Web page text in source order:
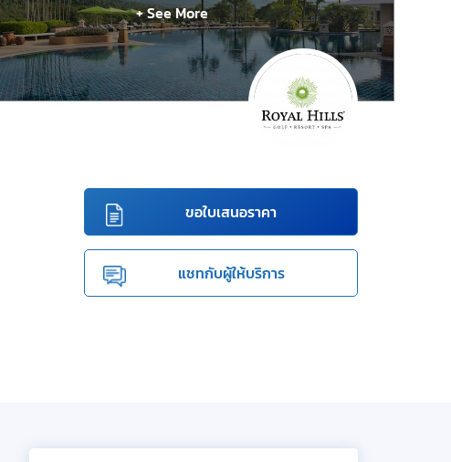
+ See More
ขอใบเสนอราคา
แชทกับผู้ให้บริการ